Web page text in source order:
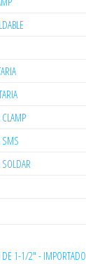
SMS
DE 1-1/2" - IMPORTADO